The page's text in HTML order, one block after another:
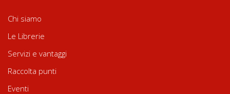
Chi siamo
Le Librerie
Servizi e vantaggi
Raccolta punti
Eventi